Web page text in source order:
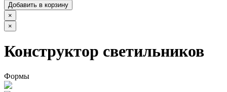
Добавить в корзину
×
×
Конструктор светильников
Формы